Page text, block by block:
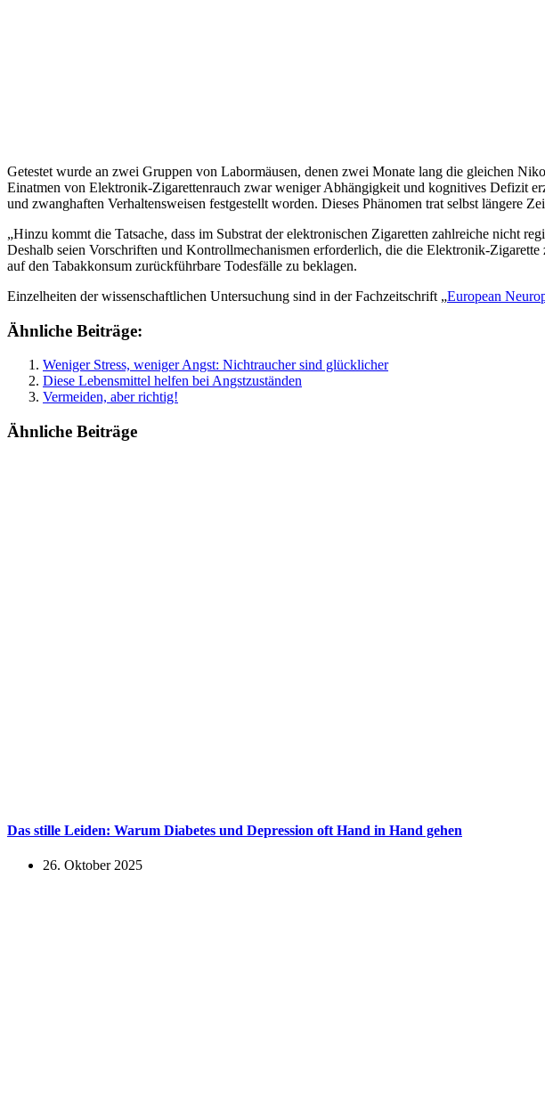
Getestet wurde an zwei Gruppen von Labormäusen, denen zwei Monate lang die gleichen
Einatmen von Elektronik-Zigarettenrauch zwar weniger Abhängigkeit und kognitives Defizit
und zwanghaften Verhaltensweisen festgestellt worden. Dieses Phänomen trat selbst längere
„Hinzu kommt die Tatsache, dass im Substrat der elektronischen Zigaretten zahlreiche nicht
Deshalb seien Vorschriften und Kontrollmechanismen erforderlich, die die Elektronik-
auf den Tabakkonsum zurückführbare Todesfälle zu beklagen.
Einzelheiten der wissenschaftlichen Untersuchung sind in der Fachzeitschrift „European
Ähnliche Beiträge:
Weniger Stress, weniger Angst: Nichtraucher sind glücklicher
Diese Lebensmittel helfen bei Angstzuständen
Vermeiden, aber richtig!
Ähnliche Beiträge
Das stille Leiden: Warum Diabetes und Depression oft Hand in Hand gehen
26. Oktober 2025